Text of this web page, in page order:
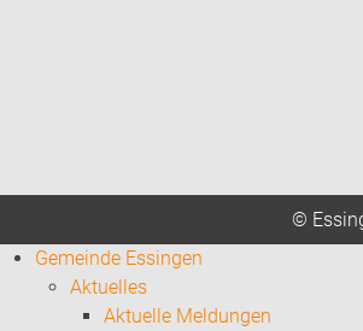
©
Gemeinde Essingen
Aktuelles
Aktuelle Meldungen